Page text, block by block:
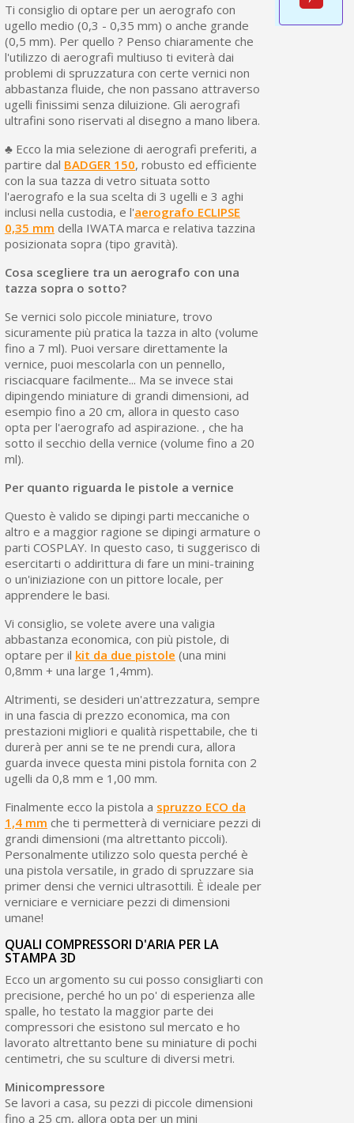
Ti consiglio di optare per un aerografo con
ugello medio (0,3 - 0,35 mm) o anche grande
(0,5 mm). Per quello ? Penso chiaramente che
l'utilizzo di aerografi multiuso ti eviterà dai
problemi di spruzzatura con certe vernici non
abbastanza fluide, che non passano attraverso
ugelli finissimi senza diluizione. Gli aerografi
ultrafini sono riservati al disegno a mano libera.
♣ Ecco la mia selezione di aerografi preferiti, a
partire dal BADGER 150, robusto ed efficiente
con la sua tazza di vetro situata sotto
l'aerografo e la sua scelta di 3 ugelli e 3 aghi
inclusi nella custodia, e l'aerografo ECLIPSE
0,35 mm della IWATA marca e relativa tazzina
posizionata sopra (tipo gravità).
Cosa scegliere tra un aerografo con una
tazza sopra o sotto?
Se vernici solo piccole miniature, trovo
sicuramente più pratica la tazza in alto (volume
fino a 7 ml). Puoi versare direttamente la
vernice, puoi mescolarla con un pennello,
risciacquare facilmente... Ma se invece stai
dipingendo miniature di grandi dimensioni, ad
esempio fino a 20 cm, allora in questo caso
opta per l'aerografo ad aspirazione. , che ha
sotto il secchio della vernice (volume fino a 20
ml).
Per quanto riguarda le pistole a vernice
Questo è valido se dipingi parti meccaniche o
altro e a maggior ragione se dipingi armature o
parti COSPLAY. In questo caso, ti suggerisco di
esercitarti o addirittura di fare un mini-training
o un'iniziazione con un pittore locale, per
apprendere le basi.
Vi consiglio, se volete avere una valigia
abbastanza economica, con più pistole, di
optare per il kit da due pistole (una mini
0,8mm + una large 1,4mm).
Altrimenti, se desideri un'attrezzatura, sempre
in una fascia di prezzo economica, ma con
prestazioni migliori e qualità rispettabile, che ti
durerà per anni se te ne prendi cura, allora
guarda invece questa mini pistola fornita con 2
ugelli da 0,8 mm e 1,00 mm.
Finalmente ecco la pistola a spruzzo ECO da
1,4 mm che ti permetterà di verniciare pezzi di
grandi dimensioni (ma altrettanto piccoli).
Personalmente utilizzo solo questa perché è
una pistola versatile, in grado di spruzzare sia
primer densi che vernici ultrasottili. È ideale per
verniciare e verniciare pezzi di dimensioni
umane!
QUALI COMPRESSORI D'ARIA PER LA
STAMPA 3D
Ecco un argomento su cui posso consigliarti con
precisione, perché ho un po' di esperienza alle
spalle, ho testato la maggior parte dei
compressori che esistono sul mercato e ho
lavorato altrettanto bene su miniature di pochi
centimetri, che su sculture di diversi metri.
Minicompressore
Se lavori a casa, su pezzi di piccole dimensioni
fino a 25 cm, allora opta per un mini